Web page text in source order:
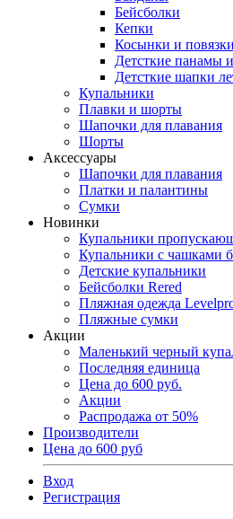
Бейсболки
Кепки
Косынки и повязки
Детсткие панамы
Детсткие шапки
Купальники
Плавки и шорты
Шапочки для плавания
Шорты
Аксессуары
Шапочки для плавания
Платки и палантины
Сумки
Новинки
Купальники
Купальники с чашками
Детские купальники
Бейсболки Rered
Пляжная одежда
Пляжные сумки
Акции
Маленький черный
Последняя единица
Цена до 600 руб.
Акции
Распродажа от 50%
Производители
Цена до 600 руб
Вход
Регистрация